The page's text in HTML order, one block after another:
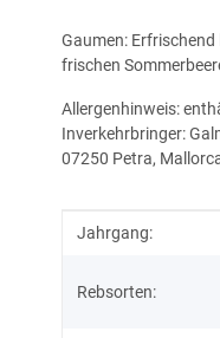
Gaumen:
frischen
Allergenhinweis:
Inverkehrbringer:
07250 Petra,
Produkteigenschaft
Wert
Jahrgang:
Rebsorten: